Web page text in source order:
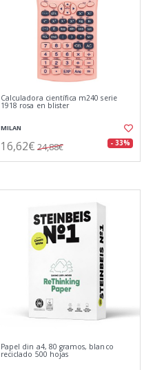
Calculadora científica m240 serie
1918 rosa en blister
MILAN
16,62€ 24,88€ - 33%
Papel din a4, 80 gramos, blanco
reciclado 500 hojas